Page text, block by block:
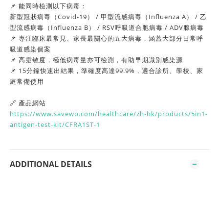
📌 能同時檢測以下病毒：
新型冠狀病毒（Covid-19） / 甲型流感病毒（Influenza A） / 乙
型流感病毒（Influenza B） / RSV呼吸道合胞病毒 / ADV腺病毒
📌 專注臨床最常見、家長最關心的五大病毒，涵蓋大部分日常呼
吸道感染個案
📌 高靈敏度，極低病毒量亦可檢測，有助早期識別感染源
📌 15分鐘快速出結果，準確度高達99.9%，適合診所、學校、家
庭常備使用
🔗 產品網站
https://www.savewo.com/healthcare/zh-hk/products/5in1-
antigen-test-kit/CFRA1ST-1
ADDITIONAL DETAILS